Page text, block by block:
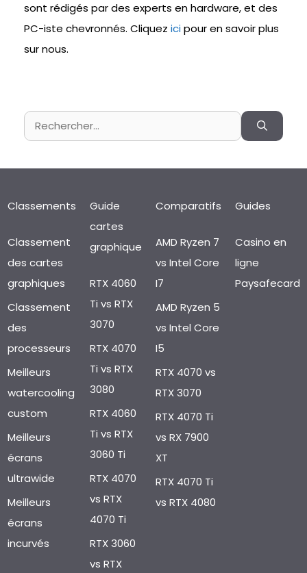
sont rédigés par des experts en hardware, et des
PC-iste chevronnés. Cliquez icipour en savoir plus
sur nous.
Rechercher :
Classements
Classement
des cartes
graphiques
Classement
des
processeurs
Meilleurs
watercooling
custom
Meilleurs
écrans
ultrawide
Meilleurs
écrans
incurvés
Guide
cartes
graphique
RTX 4060
Ti vs RTX
3070
RTX 4070
Ti vs RTX
3080
RTX 4060
Ti vs RTX
3060 Ti
RTX 4070
vs RTX
4070 Ti
RTX 3060
vs RTX
Comparatifs
AMD Ryzen 7
vs Intel Core
I7
AMD Ryzen 5
vs Intel Core
I5
RTX 4070 vs
RTX 3070
RTX 4070 Ti
vs RX 7900
XT
RTX 4070 Ti
vs RTX 4080
Guides
Casino en
ligne
Paysafecard